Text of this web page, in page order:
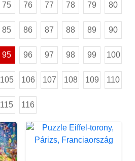
75 76 77 78 79 80
85 86 87 88 89 90
95 96 97 98 99 100
105 106 107 108 109 110
115 116